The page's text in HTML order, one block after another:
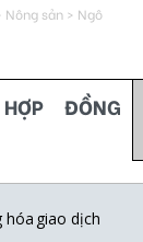
Nông sản > Ngô
ĐỒNG
hóa giao dịch